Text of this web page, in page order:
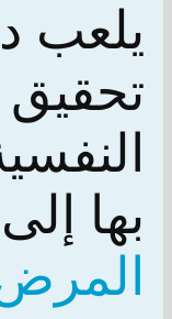
يلعب
بها